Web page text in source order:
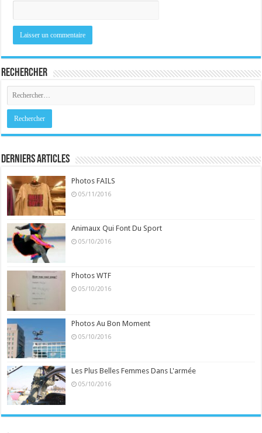
Rechercher
Derniers Articles
Photos FAILS
05/11/2016
Animaux Qui Font Du Sport
05/10/2016
Photos WTF
05/10/2016
Photos Au Bon Moment
05/10/2016
Les Plus Belles Femmes Dans L'armée
05/10/2016